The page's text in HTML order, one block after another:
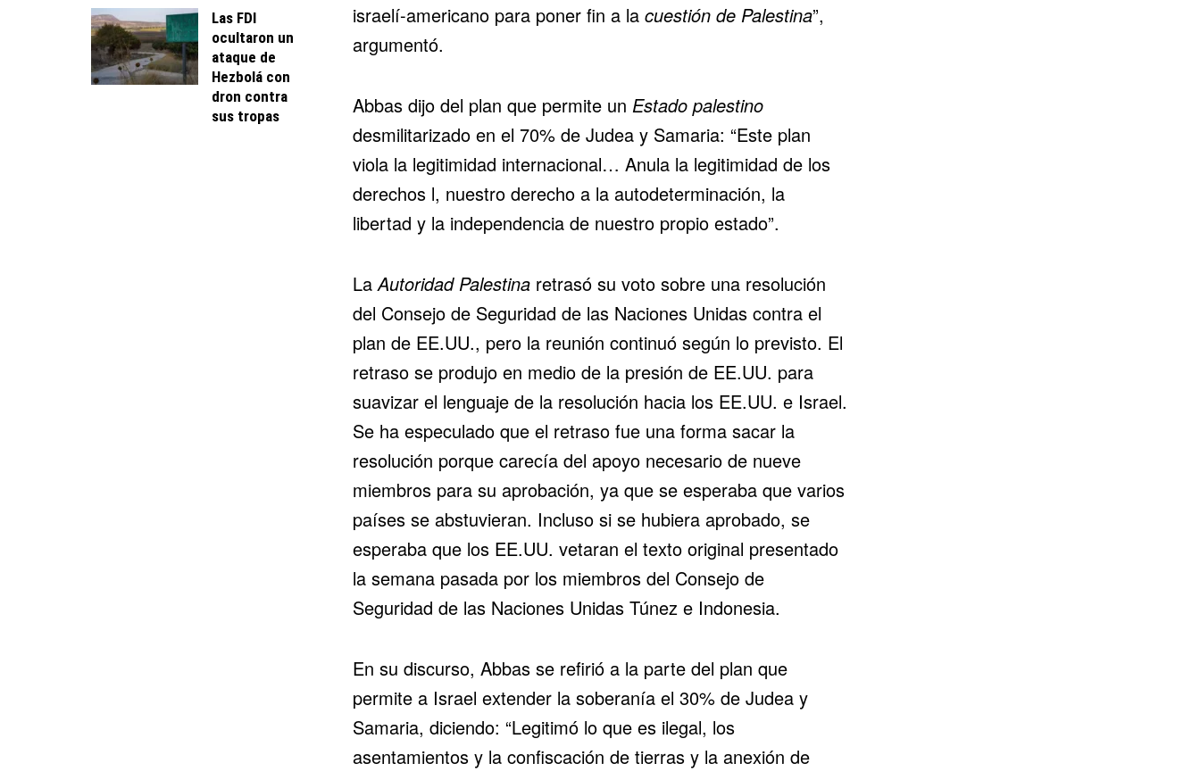
israelí-americano para poner fin a la cuestión de Palestina”,
argumentó.
Abbas dijo del plan que permite un Estado palestino
desmilitarizado en el 70% de Judea y Samaria: “Este plan
viola la legitimidad internacional… Anula la legitimidad de los
derechos l, nuestro derecho a la autodeterminación, la
libertad y la independencia de nuestro propio estado”.
LaAutoridad Palestina retrasó su voto sobre una resolución
del Consejo de Seguridad de las Naciones Unidas contra el
plan de EE.UU., pero la reunión continuó según lo previsto. El
retraso se produjo en medio de la presión de EE.UU. para
suavizar el lenguaje de la resolución hacia los EE.UU. e Israel.
Se ha especulado que el retraso fue una forma sacar la
resolución porque carecía del apoyo necesario de nueve
miembros para su aprobación, ya que se esperaba que varios
países se abstuvieran. Incluso si se hubiera aprobado, se
esperaba que los EE.UU. vetaran el texto original presentado
la semana pasada por los miembros del Consejo de
Seguridad de las Naciones Unidas Túnez e Indonesia.
En su discurso, Abbas se refirió a la parte del plan que
permite a Israel extender la soberanía el 30% de Judea y
Samaria, diciendo: “Legitimó lo que es ilegal, los
asentamientos y la confiscación de tierras y la anexión de
Las FDI
ocultaron un
ataque de
Hezbolá con
dron contra
sus tropas